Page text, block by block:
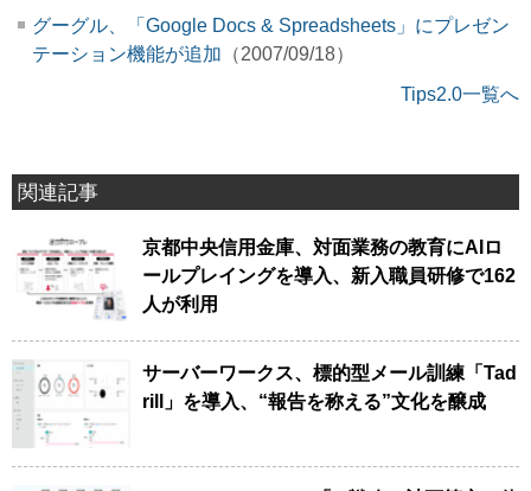
グーグル、「Google Docs & Spreadsheets」にプレゼン
テーション機能が追加 （2007/09/18）
Tips2.0一覧へ
関連記事
京都中央信用金庫、対面業務の教育にAIロ
ールプレイングを導入、新入職員研修で162
人が利用
サーバーワークス、標的型メール訓練「Tad
rill」を導入、“報告を称える”文化を醸成